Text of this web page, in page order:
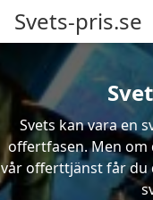
Svets-pris.se
Svets kan vara en
offertfasen. Men om
vår offerttjänst får du